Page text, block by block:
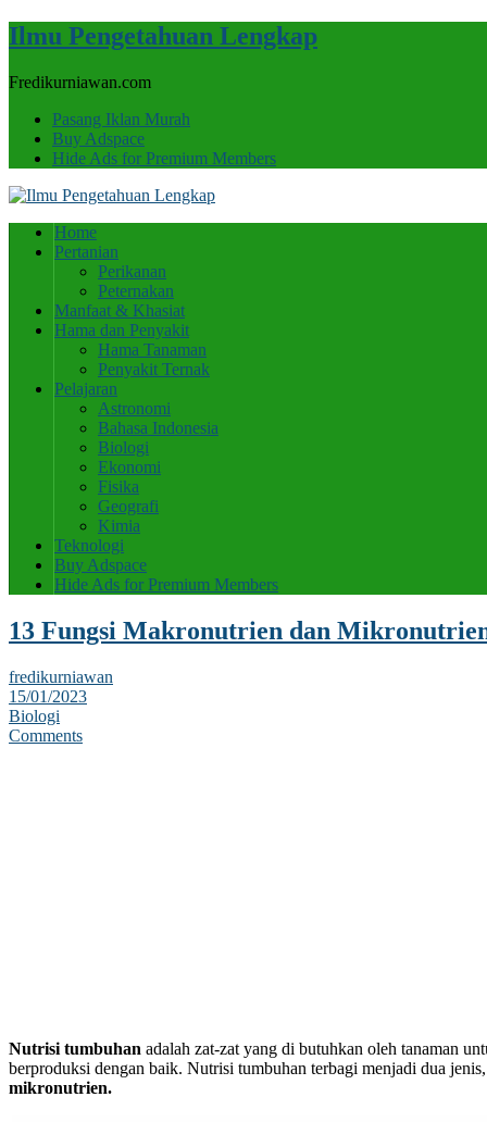
Ilmu Pengetahuan Lengkap
Fredikurniawan.com
Pasang Iklan Murah
Buy Adspace
Hide Ads for Premium Members
Home
Pertanian
Perikanan
Peternakan
Manfaat & Khasiat
Hama dan Penyakit
Hama Tanaman
Penyakit Ternak
Pelajaran
Astronomi
Bahasa Indonesia
Biologi
Ekonomi
Fisika
Geografi
Kimia
Teknologi
Buy Adspace
Hide Ads for Premium Members
13 Fungsi Makronutrien dan
fredikurniawan
15/01/2023
Biologi
Comments
Nutrisi tumbuhan adalah zat-zat yang di butuhkan oleh tanaman
berproduksi dengan baik. Nutrisi tumbuhan terbagi menjadi dua
mikronutrien.